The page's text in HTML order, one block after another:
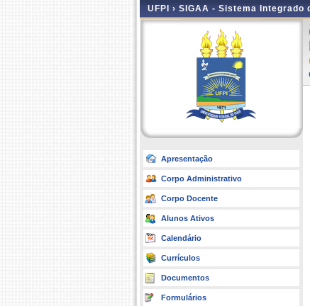
UFPI › SIGAA - Sistema Integrado
Apresentação
Corpo Administrativo
Corpo Docente
Alunos Ativos
Calendário
Currículos
Documentos
Formulários